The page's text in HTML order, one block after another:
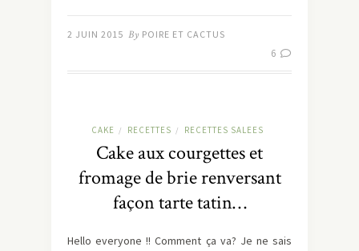
2 JUIN 2015 By POIRE ET CACTUS
6
CAKE / RECETTES / RECETTES SALEES
Cake aux courgettes et
fromage de brie renversant
façon tarte tatin…
Hello everyone !! Comment ça va? Je ne sais